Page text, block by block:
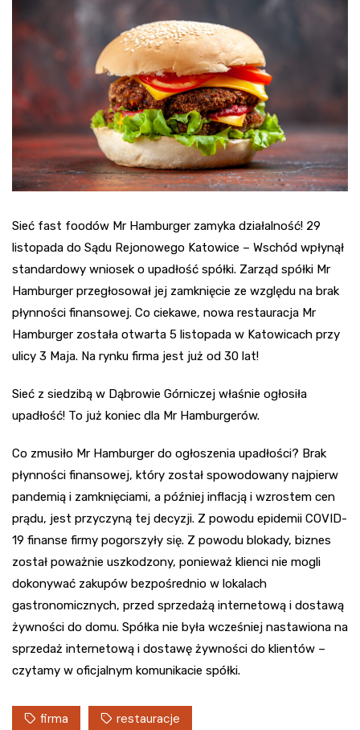
Sieć fast foodów Mr Hamburger zamyka działalność! 29
listopada do Sądu Rejonowego Katowice – Wschód wpłynął
standardowy wniosek o upadłość spółki. Zarząd spółki Mr
Hamburger przegłosował jej zamknięcie ze względu na brak
płynności finansowej. Co ciekawe, nowa restauracja Mr
Hamburger została otwarta 5 listopada w Katowicach przy
ulicy 3 Maja. Na rynku firma jest już od 30 lat!
Sieć z siedzibą w Dąbrowie Górniczej właśnie ogłosiła
upadłość! To już koniec dla Mr Hamburgerów.
Co zmusiło Mr Hamburger do ogłoszenia upadłości? Brak
płynności finansowej, który został spowodowany najpierw
pandemią i zamknięciami, a później inflacją i wzrostem cen
prądu, jest przyczyną tej decyzji. Z powodu epidemii COVID-
19 finanse firmy pogorszyły się. Z powodu blokady, biznes
został poważnie uszkodzony, ponieważ klienci nie mogli
dokonywać zakupów bezpośrednio w lokalach
gastronomicznych, przed sprzedażą internetową i dostawą
żywności do domu. Spółka nie była wcześniej nastawiona na
sprzedaż internetową i dostawę żywności do klientów –
czytamy w oficjalnym komunikacie spółki.
firma restauracje